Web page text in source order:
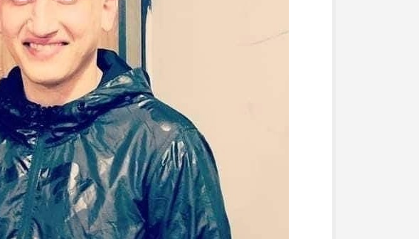
(العهد والوفاء) لأسر الشهداء
تيار الإصلاح الديمقراطي يُطلق حملة
يوم الأسير الفلسطيني
بالصور: تيار الإصلاح الديمقراطي يطلق حملة
قانون إعدام الأسرى الفلسطينيين في سجون